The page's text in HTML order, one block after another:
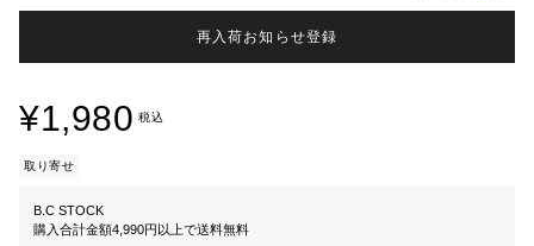
再入荷お知らせ登録
¥1,980 税込
取り寄せ
B.C STOCK
購入合計金額4,990円以上で送料無料